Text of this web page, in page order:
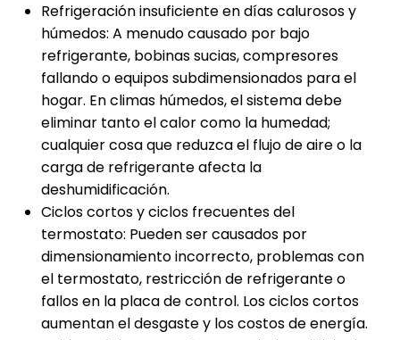
Refrigeración insuficiente en días calurosos y
húmedos: A menudo causado por bajo
refrigerante, bobinas sucias, compresores
fallando o equipos subdimensionados para el
hogar. En climas húmedos, el sistema debe
eliminar tanto el calor como la humedad;
cualquier cosa que reduzca el flujo de aire o la
carga de refrigerante afecta la
deshumidificación.
Ciclos cortos y ciclos frecuentes del
termostato: Pueden ser causados por
dimensionamiento incorrecto, problemas con
el termostato, restricción de refrigerante o
fallos en la placa de control. Los ciclos cortos
aumentan el desgaste y los costos de energía.